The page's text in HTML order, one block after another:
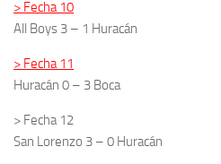
> Fecha 10
All Boys 3 – 1 Huracán
> Fecha 11
Huracán 0 – 3 Boca
> Fecha 12
San Lorenzo 3 – 0 Huracán